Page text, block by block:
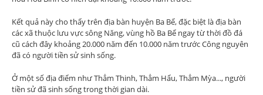
Kết quả này cho thấy trên địa bàn huyện Ba Bể, đặc biệt là địa bàn
các xã thuộc lưu vực sông Năng, vùng hồ Ba Bể ngay từ thời đồ đá
cũ cách đây khoảng 20.000 năm đến 10.000 năm trước Công nguyên
đã có người tiền sử sinh sống.
Ở một số địa điểm như Thẳm Thinh, Thẳm Hẩu, Thẳm Mỳa..., người
tiền sử đã sinh sống trong thời gian dài.